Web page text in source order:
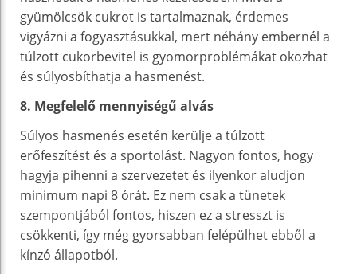
gyümölcsök cukrot is tartalmaznak, érdemes
vigyázni a fogyasztásukkal, mert néhány embernél a
túlzott cukorbevitel is gyomorproblémákat okozhat
és súlyosbíthatja a hasmenést.
8. Megfelelő mennyiségű alvás
Súlyos hasmenés esetén kerülje a túlzott
erőfeszítést és a sportolást. Nagyon fontos, hogy
hagyja pihenni a szervezetet és ilyenkor aludjon
minimum napi 8 órát. Ez nem csak a tünetek
szempontjából fontos, hiszen ez a stresszt is
csökkenti, így még gyorsabban felépülhet ebből a
kínzó állapotból.